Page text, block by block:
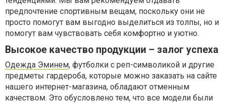
предпочтение спортивным вещам, поскольку они не
просто помогут вам выгодно выделиться из толпы, но и
помогут вам чувствовать себя комфортно и уютно.
Высокое качество продукции – залог успеха
Одежда Эминем, футболки с реп-символикой и другие
предметы гардероба, которые можно заказать на сайте
нашего интернет-магазина, обладают отменным
качеством. Это обусловлено тем, что все модели были